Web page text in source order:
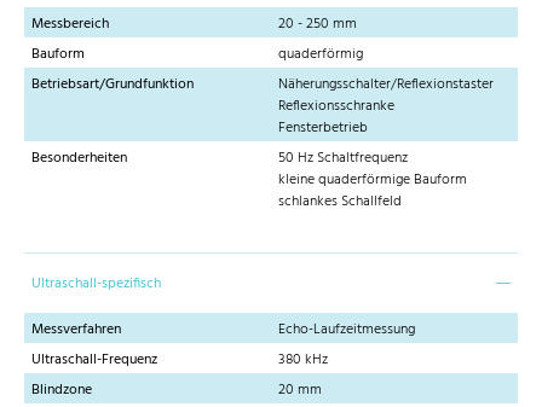
Messbereich
20 - 250 mm
Bauform
quaderförmig
Betriebsart/Grundfunktion
Näherungsschalter/Reflexionstaster
Reflexionsschranke
Fensterbetrieb
Besonderheiten
50 Hz Schaltfrequenz
kleine quaderförmige Bauform
schlankes Schallfeld
Ultraschall-spezifisch
Messverfahren
Echo-Laufzeitmessung
Ultraschall-Frequenz
380 kHz
Blindzone
20 mm